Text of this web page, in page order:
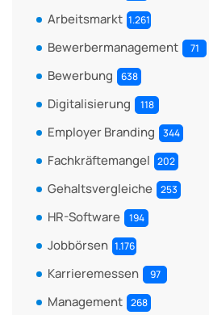
Arbeitsmarkt 1.261
Bewerbermanagement 71
Bewerbung 638
Digitalisierung 118
Employer Branding 344
Fachkräftemangel 202
Gehaltsvergleiche 253
HR-Software 194
Jobbörsen 1.176
Karrieremessen 97
Management 268